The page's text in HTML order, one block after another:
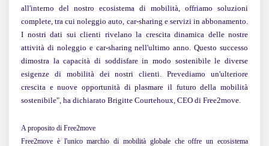
all'interno del nostro ecosistema di mobilità, offriamo soluzioni
complete, tra cui noleggio auto, car-sharing e servizi in abbonamento.
I nostri dati sui clienti rivelano la crescita dinamica delle nostre
attività di noleggio e car-sharing nell'ultimo anno. Questo successo
dimostra la capacità di soddisfare in modo sostenibile le diverse
esigenze di mobilità dei nostri clienti. Prevediamo un'ulteriore
crescita e nuove opportunità di plasmare il futuro della mobilità
sostenibile", ha dichiarato Brigitte Courtehoux, CEO di Free2move.
A proposito di Free2move
Free2move è l'unico marchio di mobilità globale che offre un ecosistema